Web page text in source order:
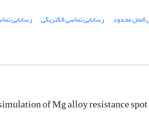
محدود رسانایی تماسی الکتریکی
رسانایی
of Mg alloy resistance